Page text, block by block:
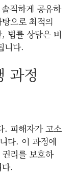
직하게 공유하
으로 최적의
법률 상담은 비
니다.
과정
. 피해자가 고소
다. 이 과정에
리를 보호하
.